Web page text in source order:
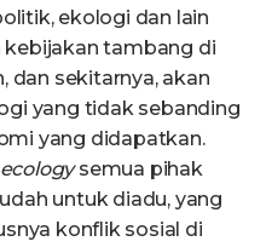
ekologi dan lain
kebijakan tambang di
dan sekitarnya, akan
yang tidak sebanding
yang didapatkan.
semua pihak
untuk diadu, yang
konflik sosial di